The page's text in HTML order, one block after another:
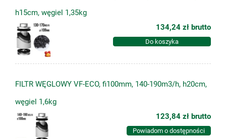
h15cm, węgiel 1,35kg
134,24 zł brutto
Do koszyka
FILTR WĘGLOWY VF-ECO, fi100mm, 140-190m3/h, h20cm,
węgiel 1,6kg
123,84 zł brutto
Powiadom o dostępności